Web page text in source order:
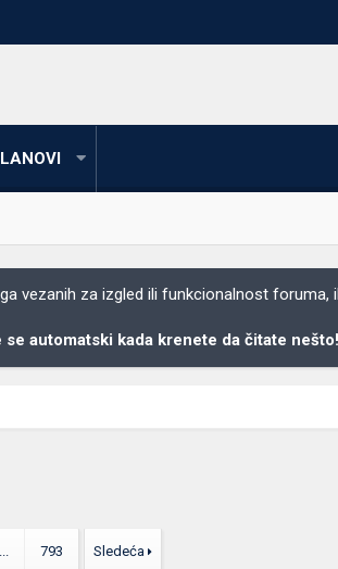
vezanih za izgled ili funkcionalnost foruma,
se automatski kada krenete da čitate nešto!
793 Sledeća